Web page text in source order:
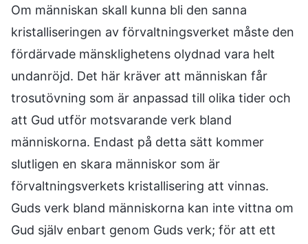
Om människan skall kunna bli den sanna
kristalliseringen av förvaltningsverket måste den
fördärvade mänsklighetens olydnad vara helt
undanröjd. Det här kräver att människan får
trosutövning som är anpassad till olika tider och
att Gud utför motsvarande verk bland
människorna. Endast på detta sätt kommer
slutligen en skara människor som är
förvaltningsverkets kristallisering att vinnas.
Guds verk bland människorna kan inte vittna om
Gud själv enbart genom Guds verk; för att ett